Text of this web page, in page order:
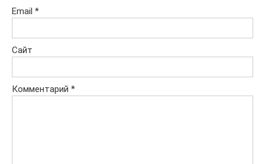
Email *
Сайт
Комментарий *